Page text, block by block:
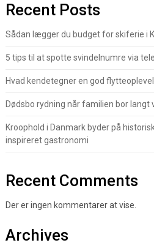
Recent Posts
Sådan lægger du budget for skiferie i
5 tips til at spotte svindelnumre via
Hvad kendetegner en god
Dødsbo rydning når familien bor langt
Kroophold i Danmark byder på
inspireret gastronomi
Recent Comments
Der er ingen kommentarer at vise.
Archives